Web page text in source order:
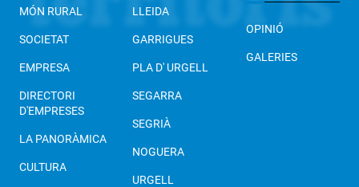
MÓN RURAL
SOCIETAT
EMPRESA
DIRECTORI
D'EMPRESES
LA PANORÀMICA
CULTURA
LLEIDA
GARRIGUES
PLA D' URGELL
SEGARRA
SEGRIÀ
NOGUERA
URGELL
OPINIÓ
GALERIES